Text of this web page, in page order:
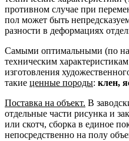
противном случае при
пол может быть
разности в деформациях
Самыми оптимальными (по
техническим
изготовления
такие ценные породы: клен,
Поставка на объект. В
отдельные части рисунка и
или скотч, сборка в единое
непосредственно на полу